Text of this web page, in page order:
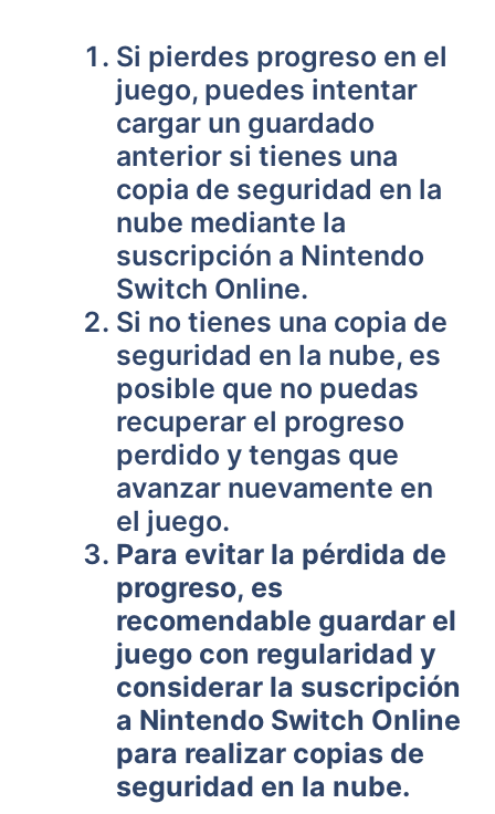
Si pierdes progreso en el
juego, puedes intentar
cargar un guardado
anterior si tienes una
copia de seguridad en la
nube ​mediante la
suscripción a Nintendo
Switch Online.
Si no ⁣tienes una copia de
seguridad en la nube, es
posible que no puedas
recuperar el progreso
perdido y tengas que
avanzar nuevamente en
⁣el juego.
Para evitar la pérdida de
progreso, es
recomendable guardar el
juego con regularidad y
considerar la suscripción
a Nintendo Switch Online
para realizar copias de
seguridad en la nube.